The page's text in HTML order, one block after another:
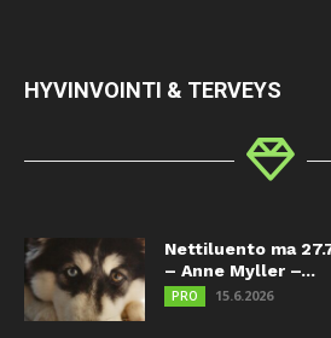
HYVINVOINTI & TERVEYS
Nettiluento ma
– Anne Myller –...
PRO 15.6.2026